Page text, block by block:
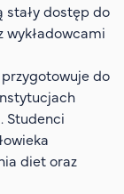
dostęp do
wykładowcami
do
Studenci
diet oraz